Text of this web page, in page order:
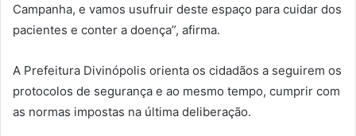
Campanha, e vamos usufruir deste espaço para cuidar dos
pacientes e conter a doença”, afirma.
A Prefeitura Divinópolis orienta os cidadãos a seguirem os
protocolos de segurança e ao mesmo tempo, cumprir com
as normas impostas na última deliberação.